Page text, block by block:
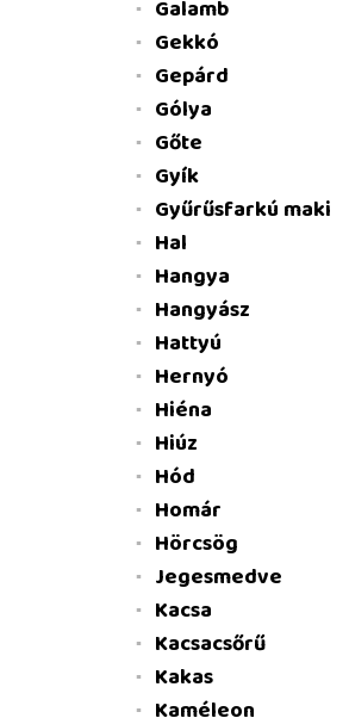
Galamb
Gekkó
Gepárd
Gólya
Gőte
Gyík
Gyűrűsfarkú maki
Hal
Hangya
Hangyász
Hattyú
Hernyó
Hiéna
Hiúz
Hód
Homár
Hörcsög
Jegesmedve
Kacsa
Kacsacsőrű
Kakas
Kaméleon